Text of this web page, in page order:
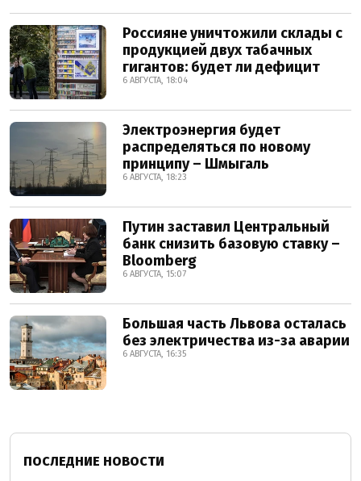
Россияне уничтожили склады с
продукцией двух табачных
гигантов: будет ли дефицит
6 АВГУСТА, 18:04
Электроэнергия будет
распределяться по новому
принципу – Шмыгаль
6 АВГУСТА, 18:23
Путин заставил Центральный
банк снизить базовую ставку –
Bloomberg
6 АВГУСТА, 15:07
Большая часть Львова осталась
без электричества из-за аварии
6 АВГУСТА, 16:35
ПОСЛЕДНИЕ НОВОСТИ